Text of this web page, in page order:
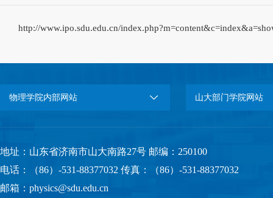
http://www.ipo.sdu.edu.cn/
物理学院内部网站 山大部门学院网站
地址：山东省济南市山大南路27号 邮编：250100
电话：（86）-531-88377032 传真：（86）-531-88377032
邮箱：physics@sdu.edu.cn